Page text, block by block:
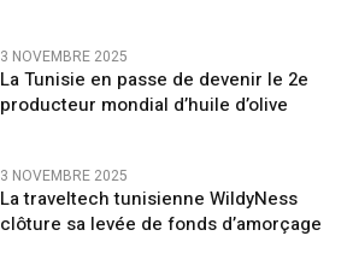
3 NOVEMBRE 2025
La Tunisie en passe de devenir le 2e
producteur mondial d’huile d’olive
3 NOVEMBRE 2025
La traveltech tunisienne WildyNess
clôture sa levée de fonds d’amorçage